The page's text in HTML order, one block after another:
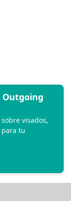
Outgoing
visados,
tu